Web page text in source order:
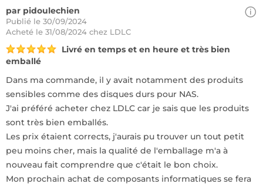
par pidoulechien
Publié le 30/09/2024
Acheté le 31/08/2024 chez LDLC
Livré en temps et en heure et très bien
emballé
Dans ma commande, il y avait notamment des produits
sensibles comme des disques durs pour NAS.
J'ai préféré acheter chez LDLC car je sais que les produits
sont très bien emballés.
Les prix étaient corrects, j'aurais pu trouver un tout petit
peu moins cher, mais la qualité de l'emballage m'a à
nouveau fait comprendre que c'était le bon choix.
Mon prochain achat de composants informatiques se fera